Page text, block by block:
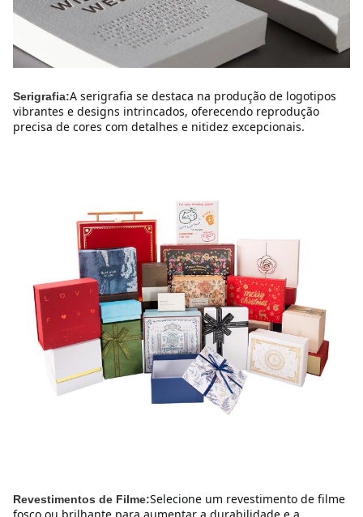
Serigrafia:A serigrafia se destaca na produção de logotipos
vibrantes e designs intrincados, oferecendo reprodução
precisa de cores com detalhes e nitidez excepcionais.
Revestimentos de Filme:Selecione um revestimento de filme